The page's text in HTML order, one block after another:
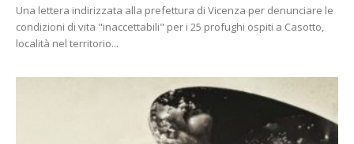
Una lettera indirizzata alla prefettura di Vicenza per denunciare le
condizioni di vita "inaccettabili" per i 25 profughi ospiti a Casotto,
località nel territorio...